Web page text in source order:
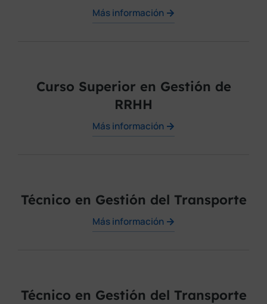
Más información
Curso Superior en Gestión de
RRHH
Más información
Técnico en Gestión del Transporte
Más información
Técnico en Gestión del Transporte